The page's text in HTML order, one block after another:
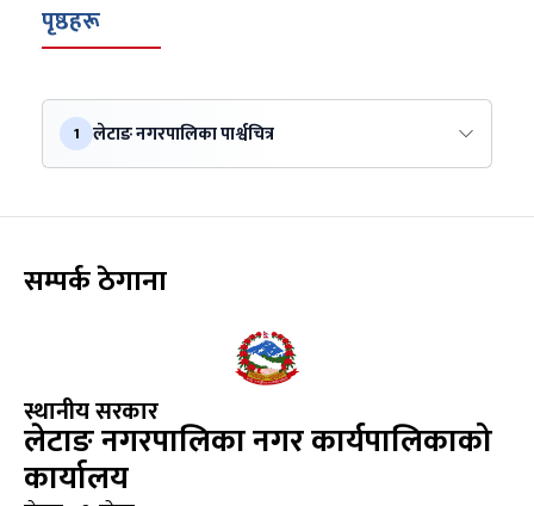
पृष्ठहरू
1 लेटाङ नगरपालिका पार्श्वचित्र
सम्पर्क ठेगाना
स्थानीय सरकार
लेटाङ नगरपालिका नगर कार्यपालिकाको
कार्यालय